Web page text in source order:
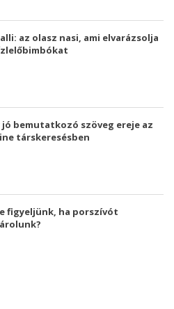
az olasz nasi, ami elvarázsolja
jó bemutatkozó szöveg ereje az
társkeresésben
figyeljünk, ha porszívót